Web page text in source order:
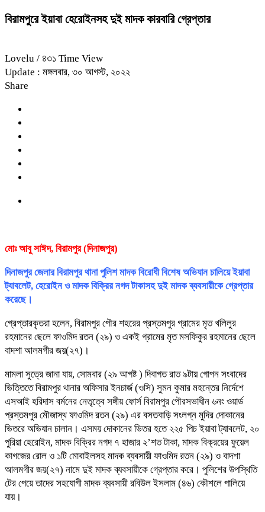
বিরামপুরে ইয়াবা হেরোইনসহ দুই মাদক কারবারি গ্রেপ্তার
Lovelu / ৪৩১ Time View
Update : মঙ্গলবার, ৩০ আগস্ট, ২০২২
Share
মোঃ আবু সাঈদ, বিরামপুর (দিনাজপুর)
দিনাজপুর জেলার বিরামপুর থানা পুলিশ মাদক বিরোধী বিশেষ অভিযান চালিয়ে ইয়াবা
ট্যাবলেট, হেরোইন ও মাদক বিক্রির নগদ টাকাসহ দুই মাদক ব্যবসায়ীকে গ্রেপ্তার
করেছে।
গ্রেপ্তারকৃতরা হলেন, বিরামপুর পৌর শহরের প্রস্তমপুর গ্রামের মৃত খলিলুর
রহমানের ছেলে ফাওমিদ রতন (২৯) ও একই গ্রামের মৃত মসফিকুর রহমানের ছেলে
বাদশা আলমগীর জয়(২৭)।
মামলা সুত্রে জানা যায়, সোমবার (২৯ আগষ্ট ) দিবাগত রাত ৯টায় গোপন সংবাদের
ভিত্তিতে বিরামপুর থানার অফিসার ইনচার্জ (ওসি) সুমন কুমার মহন্তের নির্দেশে
এসআই হরিদাস বর্মনের নেতৃত্বে সঙ্গীয় ফোর্স বিরামপুর পৌরসভাধীন ৬নং ওয়ার্ড
প্রস্তমপুর মৌজাস্থ ফাওমিদ রতন (২৯) এর বসতবাড়ি সংলগ্ন মুদির দোকানের
ভিতরে অভিযান চালান। এসময় দোকানের ভিতর হতে ২২৫ পিচ ইয়াবা ট্যাবলেট, ২০
পুরিয়া হেরোইন, মাদক বিক্রির নগদ ৭ হাজার ২’শত টাকা, মাদক বিক্রয়ের ফুয়েল
কাগজের রোল ও ১টি মোবাইলসহ মাদক ব্যবসায়ী ফাওমিদ রতন (২৯) ও বাদশা
আলমগীর জয়(২৭) নামে দুই মাদক ব্যবসায়ীকে গ্রেপ্তার করে। পুলিশের উপস্থিতি
টের পেয়ে তাদের সহযোগী মাদক ব্যবসায়ী রবিউল ইসলাম (৪৬) কৌশলে পালিয়ে
যায়।